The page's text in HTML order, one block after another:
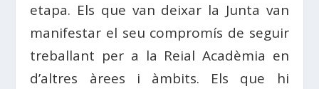
etapa. Els que van deixar la Junta van
manifestar el seu compromís de seguir
treballant per a la Reial Acadèmia en
d’altres àrees i àmbits. Els que hi